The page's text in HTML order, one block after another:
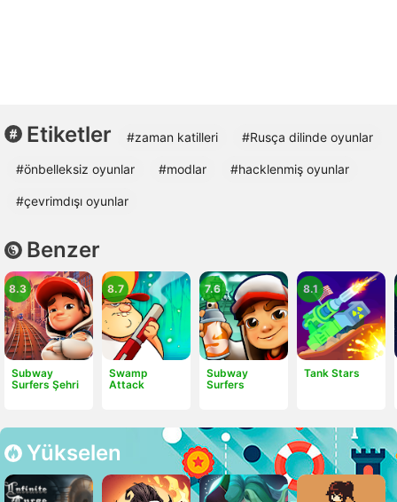
Etiketler #zaman katilleri #Rusça dilinde oyunlar
#önbelleksiz oyunlar #modlar #hacklenmiş oyunlar
#çevrimdışı oyunlar
Benzer
Subway
Surfers Şehri
8.3
Swamp
Attack
8.7
Subway
Surfers
7.6
Tank Stars
8.1
Yükselen